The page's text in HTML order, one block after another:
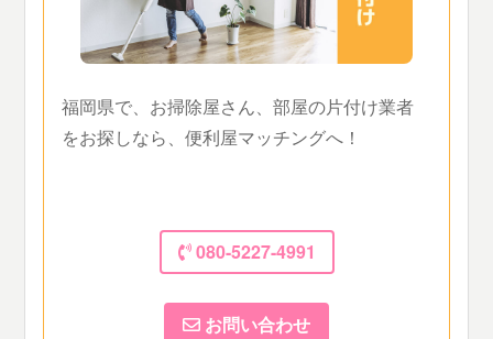
福岡県で、お掃除屋さん、部屋の片付け業者
をお探しなら、便利屋マッチングへ！
080-5227-4991
お問い合わせ